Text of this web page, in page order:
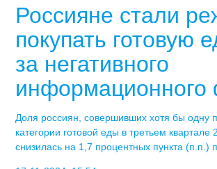
Россияне стали
покупать готовую
за негативного
информационного
Доля россиян, совершивших хотя бы одну
категории готовой еды в третьем квартале
снизилась на 1,7 процентных пункта (п.п.)